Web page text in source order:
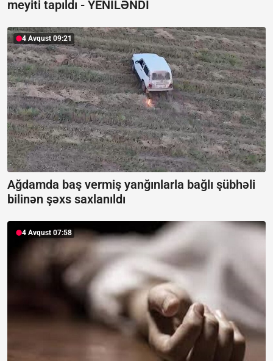
meyiti tapıldı - YENİLƏNDİ
4 Avqust 09:21
Ağdamda baş vermiş yanğınlarla bağlı şübhəli
bilinən şəxs saxlanıldı
4 Avqust 07:58